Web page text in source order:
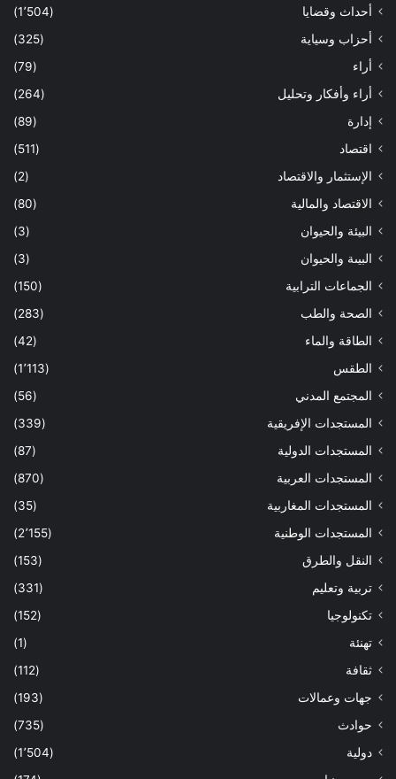
أحداث وقضايا
(1٬504)
أحزاب وسياية
(325)
أراء
(79)
أراء وأفكار وتحليل
(264)
إدارة
(89)
اقتصاد
(511)
الإستثمار والاقتصاد
(2)
الاقتصاد والمالية
(80)
البيئة والحيوان
(3)
البيىة والحيوان
(3)
الجماعات الترابية
(150)
الصحة والطب
(283)
الطاقة والماء
(42)
الطقس
(1٬113)
المجتمع المدني
(56)
المستجدات الإفريقية
(339)
المستجدات الدولية
(87)
المستجدات العربية
(870)
المستجدات المغاربية
(35)
المستجدات الوطنية
(2٬155)
النقل والطرق
(153)
تربية وتعليم
(331)
تكنولوجيا
(152)
تهنئة
(1)
ثقافة
(112)
جهات وعمالات
(193)
حوادث
(735)
دولية
(1٬504)